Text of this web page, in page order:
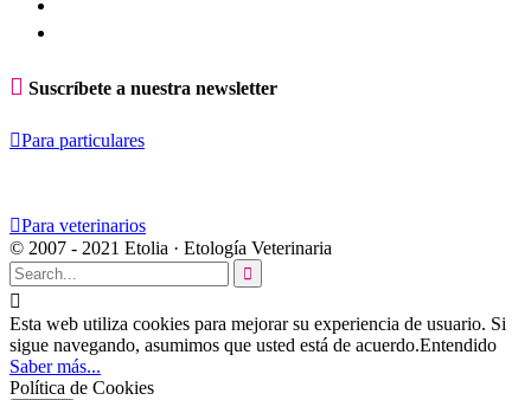
 Suscríbete a nuestra newsletter
Para particulares
Para veterinarios
© 2007 - 2021 Etolia · Etología Veterinaria


Esta web utiliza cookies para mejorar su experiencia de usuario. Si
sigue navegando, asumimos que usted está de acuerdo.Entendido
Saber más...
Política de Cookies